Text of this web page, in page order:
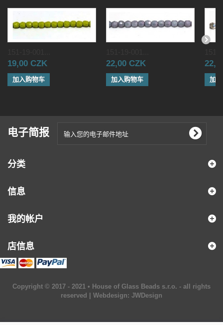
19,00 CZK
加入购物车
22,00 CZK
加入购物车 加
电子简报
分类
信息
我的帐户
店信息
Copyright © 2017 - 2021 • House of Glass Beads s.r.o. - all rights
reserved | Webdesign: JWDesign